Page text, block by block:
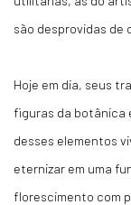
são desprovidas de
Hoje em dia, seus
figuras da botânica
desses elementos
eternizar em uma
florescimento com